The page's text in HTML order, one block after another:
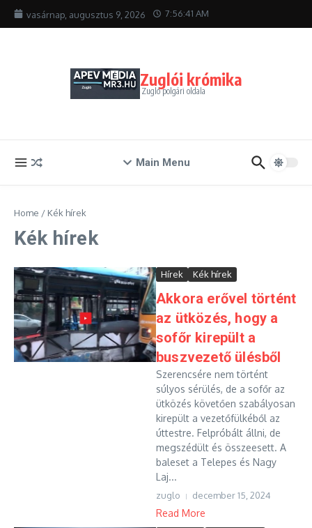
Ugrás a tartalomhoz
vasárnap, augusztus 9, 2026 7:56:42 AM
Zuglói krómika
Zugló polgári oldala
Main Menu
Home / Kék hírek
Kék hírek
Hírek Kék hírek
Akkora erővel történt
az ütközés, hogy a
sofőr kirepült a
buszvezető ülésből
Szerencsére nem történt
súlyos sérülés, de a sofőr az
ütközés követően szabályosan
kirepült a vezetőfülkéből az
úttestre. Felpróbált állni, de
megszédült és összeesett. A
baleset a Telepes és Nagy
Laj...
zuglo december 15, 2024
Read More